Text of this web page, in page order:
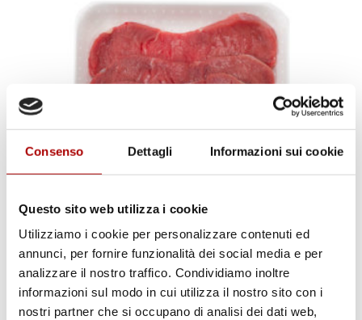
Consenso Dettagli Informazioni sui cookie
Questo sito web utilizza i cookie
Utilizziamo i cookie per personalizzare contenuti ed
annunci, per fornire funzionalità dei social media e per
analizzare il nostro traffico. Condividiamo inoltre
informazioni sul modo in cui utilizza il nostro sito con i
nostri partner che si occupano di analisi dei dati web,
SOTTOFILETTO A FETTE B.A.